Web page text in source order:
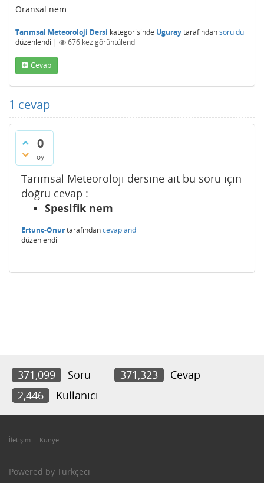
Oransal nem
Tarımsal Meteoroloji Dersi kategorisinde Uguraytarafındansoruldu
düzenlendi | 676 kez görüntülendi
Cevap
1 cevap
0
oy
Tarımsal Meteoroloji dersine ait bu soru için
doğru cevap :
Spesifik nem
Ertunc-Onurtarafındancevaplandı
düzenlendi
371,099 Soru 371,323
Cevap
2,446
Kullanıcı
İletişim Künye
Powered by Türkçeci